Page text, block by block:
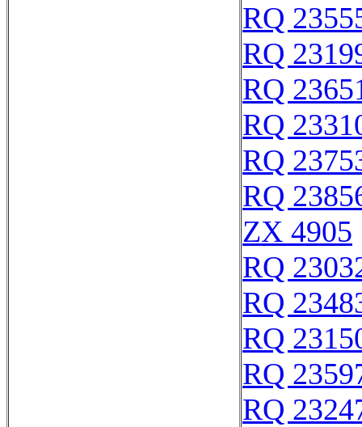
RQ
RQ
RQ
RQ
RQ
RQ
ZX 4905
RQ
RQ
RQ
RQ
RQ